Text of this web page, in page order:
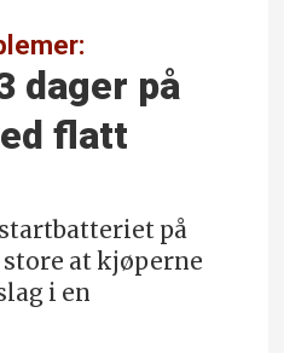
dager på
flatt
på
at kjøperne
i en